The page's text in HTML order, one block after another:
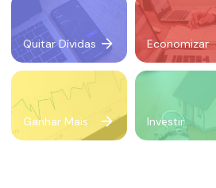
Quitar Dívidas Economizar
Ganhar Mais Investir